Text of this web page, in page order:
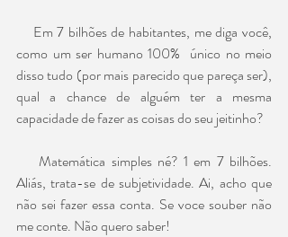
como um ser humano 100%  único no meio
disso tudo (por mais parecido que pareça ser),
qual a chance de alguém ter a mesma
capacidade de fazer as coisas do seu jeitinho?
    Matemática simples né? 1 em 7 bilhões.
Aliás, trata-se de subjetividade. Ai, acho que
não sei fazer essa conta. Se voce souber não
me conte. Não quero saber!